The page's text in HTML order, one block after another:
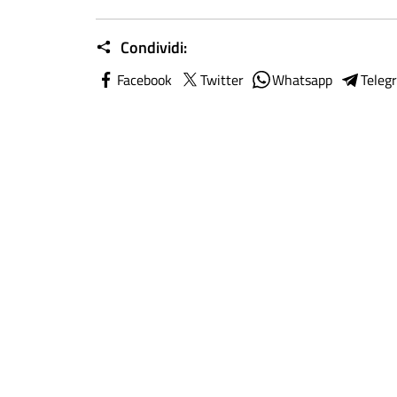
Condividi:
Facebook Twitter Whatsapp